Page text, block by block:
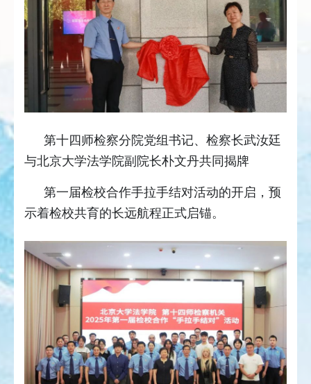
第十四师检察分院党组书记、检察长武汝廷
与北京大学法学院副院长朴文丹共同揭牌
第一届检校合作手拉手结对活动的开启，预
示着检校共育的长远航程正式启锚。